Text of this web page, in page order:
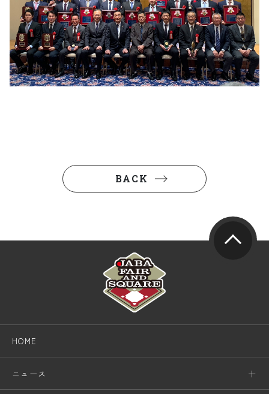
BACK
HOME
ニュース